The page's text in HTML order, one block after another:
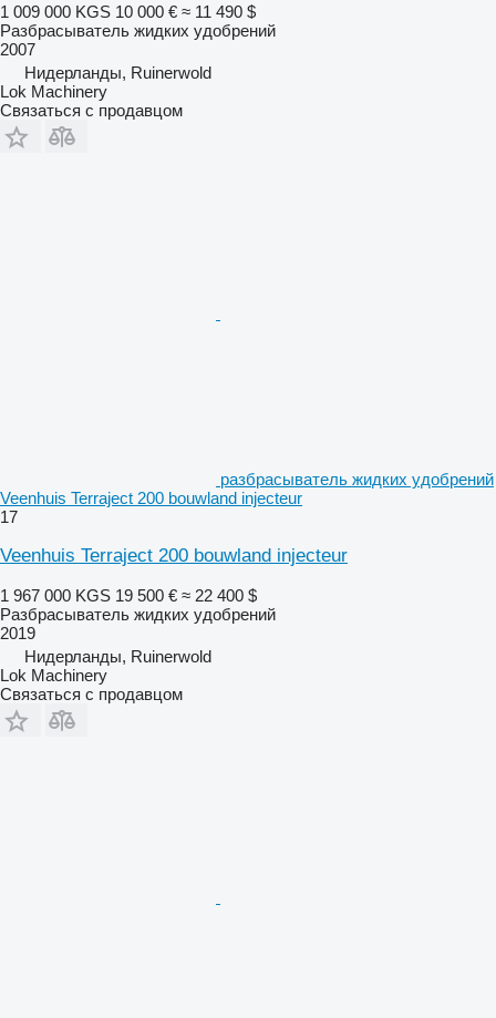
1 009 000 KGS 10 000 € ≈ 11 490 $
Разбрасыватель жидких удобрений
2007
Нидерланды, Ruinerwold
Lok Machinery
Связаться с продавцом
разбрасыватель жидких удобрений
Veenhuis Terraject 200 bouwland injecteur
17
Veenhuis Terraject 200 bouwland injecteur
1 967 000 KGS 19 500 € ≈ 22 400 $
Разбрасыватель жидких удобрений
2019
Нидерланды, Ruinerwold
Lok Machinery
Связаться с продавцом